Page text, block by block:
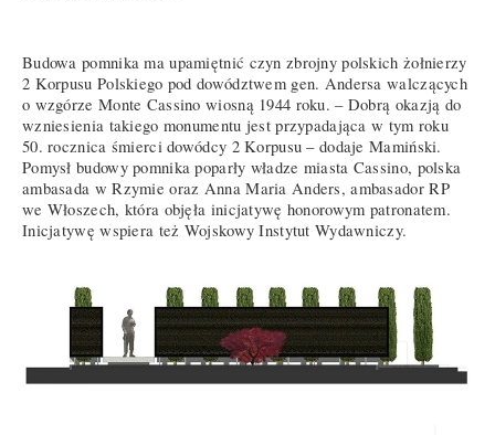
Budowa pomnika ma upamiętnić czyn zbrojny polskich żołnierzy
2 Korpusu Polskiego pod dowództwem gen. Andersa walczących
o wzgórze Monte Cassino wiosną 1944 roku. – Dobrą okazją do
wzniesienia takiego monumentu jest przypadająca w tym roku
50. rocznica śmierci dowódcy 2 Korpusu – dodaje Mamiński.
Pomysł budowy pomnika poparły władze miasta Cassino, polska
ambasada w Rzymie oraz Anna Maria Anders, ambasador RP
we Włoszech, która objęła inicjatywę honorowym patronatem.
Inicjatywę wspiera też Wojskowy Instytut Wydawniczy.